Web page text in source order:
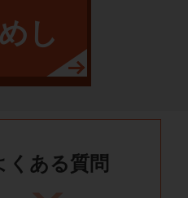
し
くある質問